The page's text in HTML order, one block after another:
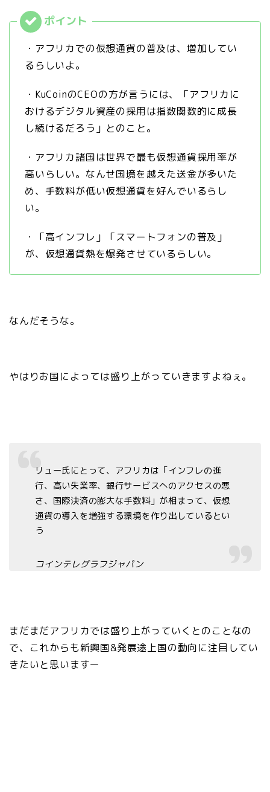
・アフリカでの仮想通貨の普及は、増加してい
るらしいよ。
・KuCoinのCEOの方が言うには、「アフリカに
おけるデジタル資産の採用は指数関数的に成長
し続けるだろう」とのこと。
・アフリカ諸国は世界で最も仮想通貨採用率が
高いらしい。なんせ国境を越えた送金が多いた
め、手数料が低い仮想通貨を好んでいるらし
い。
・「高インフレ」「スマートフォンの普及」
が、仮想通貨熱を爆発させているらしい。
なんだそうな。
やはりお国によっては盛り上がっていきますよねぇ。
リュー氏にとって、アフリカは「インフレの進
行、高い失業率、銀行サービスへのアクセスの悪
さ、国際決済の膨大な手数料」が相まって、仮想
通貨の導入を増強する環境を作り出しているとい
う
コインテレグラフジャパン
まだまだアフリカでは盛り上がっていくとのことなの
で、これからも新興国&発展途上国の動向に注目してい
きたいと思いますー